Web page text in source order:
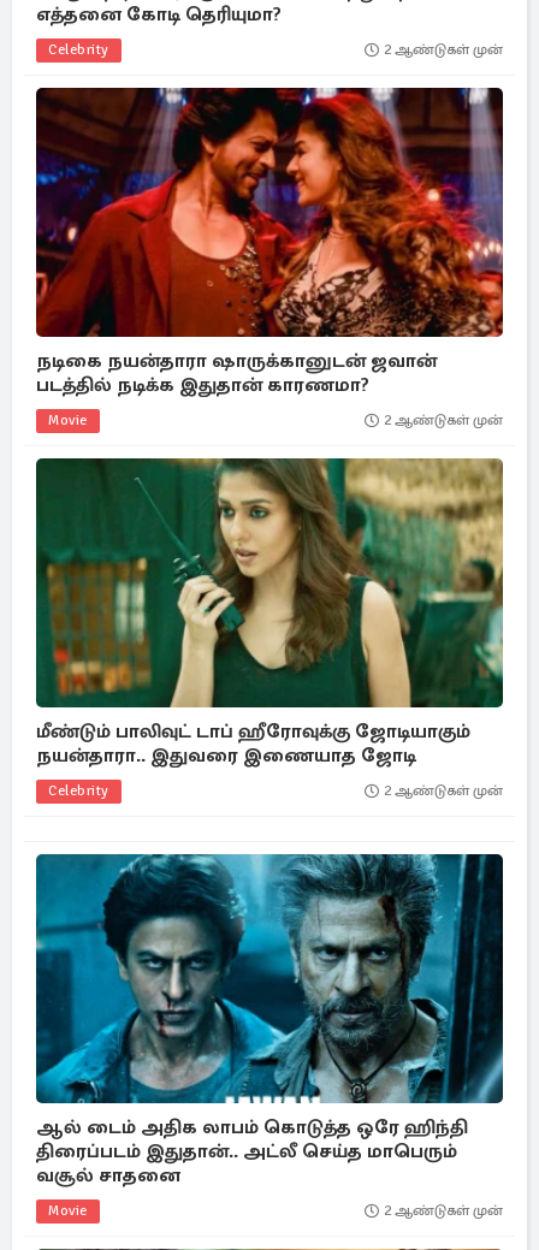
எத்தனை கோடி தெரியுமா?
Celebrity 2 ஆண்டுகள் முன்
நடிகை நயன்தாரா ஷாருக்கானுடன் ஜவான்
படத்தில் நடிக்க இதுதான் காரணமா?
Movie 2 ஆண்டுகள் முன்
மீண்டும் பாலிவுட் டாப் ஹீரோவுக்கு ஜோடியாகும்
நயன்தாரா.. இதுவரை இணையாத ஜோடி
Celebrity 2 ஆண்டுகள் முன்
ஆல் டைம் அதிக லாபம் கொடுத்த ஒரே ஹிந்தி
திரைப்படம் இதுதான்.. அட்லீ செய்த மாபெரும்
வசூல் சாதனை
Movie 2 ஆண்டுகள் முன்